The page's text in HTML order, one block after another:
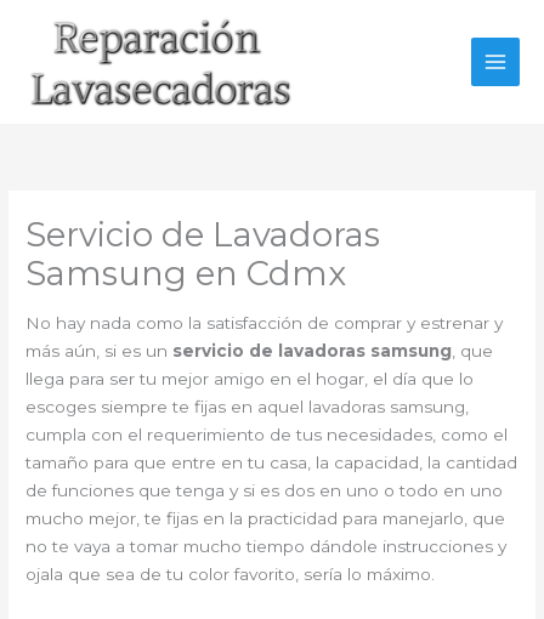
Servicio de Lavadoras
Samsung en Cdmx
No hay nada como la satisfacción de comprar y estrenar y
más aún, si es un servicio de lavadoras samsung, que
llega para ser tu mejor amigo en el hogar, el día que lo
escoges siempre te fijas en aquel lavadoras samsung,
cumpla con el requerimiento de tus necesidades, como el
tamaño para que entre en tu casa, la capacidad, la cantidad
de funciones que tenga y si es dos en uno o todo en uno
mucho mejor, te fijas en la practicidad para manejarlo, que
no te vaya a tomar mucho tiempo dándole instrucciones y
ojala que sea de tu color favorito, sería lo máximo.